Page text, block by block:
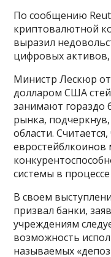
По сообщению
криптовалютной
выразил
цифровых
Министр Лескюр
долларом США
занимают
рынка,
области.
евростейблкоинов
системы в
В своем
призвал банки,
учреждениям
возможность
называемых